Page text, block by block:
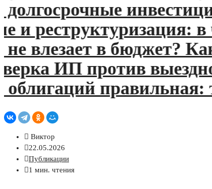
реструктуризация: в
в бюджет? Как
ИП против
правильная:
Виктор
22.05.2026
Публикации
1 мин. чтения